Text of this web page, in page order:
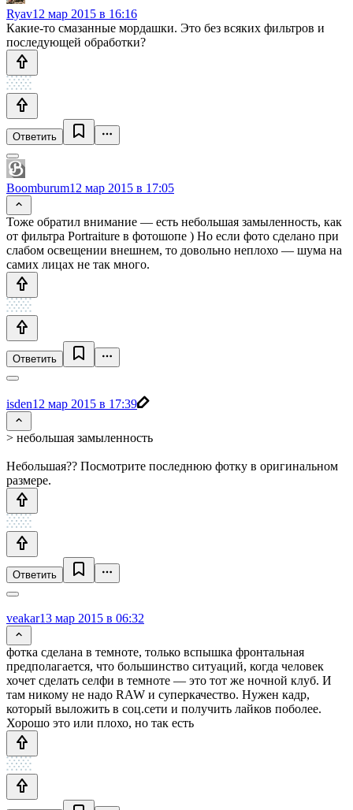
Ryav12 мар 2015 в 16:16
Какие-то смазанные мордашки. Это без всяких фильтров и
последующей обработки?
Ответить
Boomburum12 мар 2015 в 17:05
Тоже обратил внимание — есть небольшая замыленность, как
от фильтра Portraiture в фотошопе ) Но если фото сделано при
слабом освещении внешнем, то довольно неплохо — шума на
самих лицах не так много.
Ответить
isden12 мар 2015 в 17:39
> небольшая замыленность
Небольшая?? Посмотрите последнюю фотку в оригинальном
размере.
Ответить
veakar13 мар 2015 в 06:32
фотка сделана в темноте, только вспышка фронтальная
предполагается, что большинство ситуаций, когда человек
хочет сделать селфи в темноте — это тот же ночной клуб. И
там никому не надо RAW и суперкачество. Нужен кадр,
который выложить в соц.сети и получить лайков поболее.
Хорошо это или плохо, но так есть